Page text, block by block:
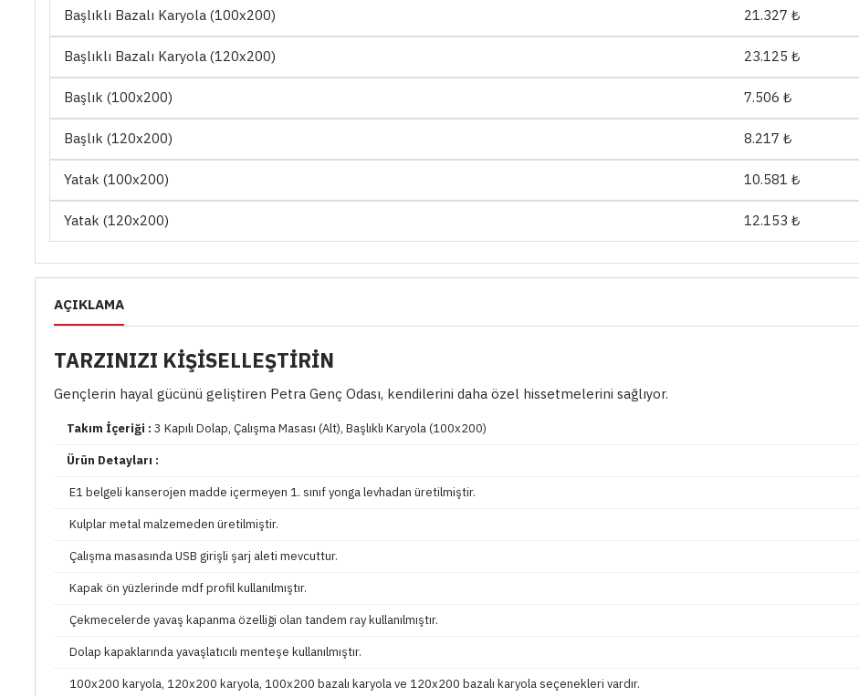
Başlıklı Bazalı Karyola (100x200) 21.327 ₺
Başlıklı Bazalı Karyola (120x200) 23.125 ₺
Başlık (100x200) 7.506 ₺
Başlık (120x200) 8.217 ₺
Yatak (100x200) 10.581 ₺
Yatak (120x200) 12.153 ₺
AÇIKLAMA
TARZINIZI KİŞİSELLEŞTİRİN
Gençlerin hayal gücünü geliştiren Petra Genç Odası, kendilerini daha özel hissetmelerini sağlıyor.
Takım İçeriği : 3 Kapılı Dolap, Çalışma Masası (Alt), Başlıklı Karyola (100x200)
Ürün Detayları :
E1 belgeli kanserojen madde içermeyen 1. sınıf yonga levhadan üretilmiştir.
Kulplar metal malzemeden üretilmiştir.
Çalışma masasında USB girişli şarj aleti mevcuttur.
Kapak ön yüzlerinde mdf profil kullanılmıştır.
Çekmecelerde yavaş kapanma özelliği olan tandem ray kullanılmıştır.
Dolap kapaklarında yavaşlatıcılı menteşe kullanılmıştır.
100x200 karyola, 120x200 karyola, 100x200 bazalı karyola ve 120x200 bazalı karyola seçenekleri vardır.